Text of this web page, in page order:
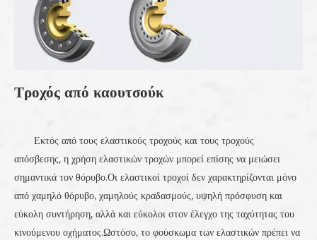
Τροχός από καουτσούκ
Εκτός από τους ελαστικούς τροχούς και τους τροχούς
απόσβεσης, η χρήση ελαστικών τροχών μπορεί επίσης να μειώσει
σημαντικά τον θόρυβο.Οι ελαστικοί τροχοί δεν χαρακτηρίζονται μόνο
από χαμηλό θόρυβο, χαμηλούς κραδασμούς, υψηλή πρόσφυση και
εύκολη συντήρηση, αλλά και εύκολοι στον έλεγχο της ταχύτητας του
κινούμενου οχήματος.Ωστόσο, το φούσκωμα των ελαστικών πρέπει να